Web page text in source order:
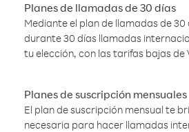
Planes de llamadas de 30 días
Mediante el plan de llamadas de
durante 30 días llamadas
tu elección, con las tarifas bajas de
Planes de suscripción mensuales
El plan de suscripción mensual te
necesaria para hacer llamadas